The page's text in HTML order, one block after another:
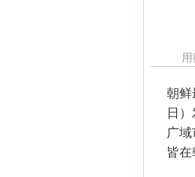
朝鲜
日
广
皆在